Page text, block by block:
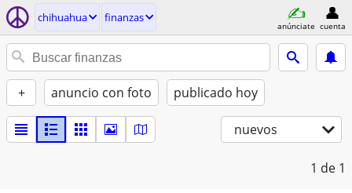
chihuahua finanzas
anúnciate cuenta
+ anuncio con foto publicado hoy
nuevos
1 de 1